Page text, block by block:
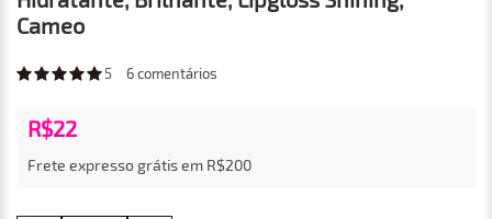
Cameo
5 6comentários
R$22
Frete expresso grátis em R$200